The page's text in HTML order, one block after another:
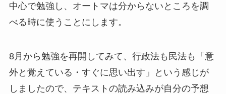
中心で勉強し、オートマは分からないところを調
べる時に使うことにします。
8月から勉強を再開してみて、行政法も民法も「意
外と覚えている・すぐに思い出す」という感じが
しましたので、テキストの読み込みが自分の予想